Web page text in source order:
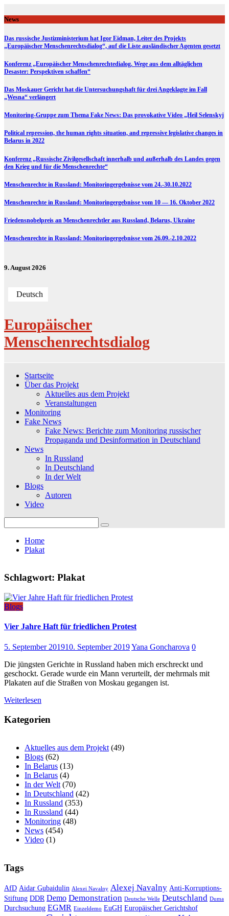
to
content
News
Das russische Justizministerium hat Igor Eidman, Leiter des Projekts
„Europäischer Menschenrechtsdialog“, auf die Liste ausländischer Agenten gesetzt
Konferenz „Europäischer Menschenrechtedialog. Wege aus dem alltäglichen
Desaster: Perspektiven schaffen“
Das Moskauer Gericht hat die Untersuchungshaft für drei Angeklagte im Fall
„Wesna“ verlängert
Monitoring-Gruppe zum Thema Fake News: Das provokative Video „Heil Selenskyj
Political repression, the human rights situation, and repressive legislative changes in
Belarus in 2022
Konferenz „Russische Zivilgesellschaft innerhalb und außerhalb des Landes gegen
den Krieg und für die Menschenrechte“
Menschenrechte in Russland: Monitoringergebnisse vom 24.-30.10.2022
Menschenrechte in Russland: Monitoringergebnisse vom 10 — 16. Oktober 2022
Friedensnobelpreis an Menschenrechtler aus Russland, Belarus, Ukraine
Menschenrechte in Russland: Monitoringergebnisse vom 26.09.-2.10.2022
9. August 2026
Deutsch
Europäischer
Menschenrechtsdialog
Startseite
Über das Projekt
Aktuelles aus dem Projekt
Veranstaltungen
Monitoring
Fake News
Fake News: Berichte zum Monitoring russischer
Propaganda und Desinformation in Deutschland
News
In Russland
In Deutschland
In der Welt
Blogs
Autoren
Video
for:
Home
Plakat
Schlagwort: Plakat
Blogs
Vier Jahre Haft für friedlichen Protest
5. September 201910. September 2019Yana Goncharova 0
Die jüngsten Gerichte in Russland haben mich erschreckt und
geschockt. Gerade wurde ein Mann verurteilt, der mehrmals mit
Plakaten auf die Straßen von Moskau gegangen ist.
Weiterlesen
Kategorien
Aktuelles aus dem Projekt (49)
Blogs (62)
In Belarus (13)
In Belarus (4)
In der Welt (70)
In Deutschland (42)
In Russland (353)
In Russland (44)
Monitoring (48)
News (454)
Video (1)
Tags
AfD Aidar Gubaidulin Alexei Navalny Alexej Navalny Anti-Korruptions-
Stiftung DDR Demo Demonstration Deutsche Welle Deutschland Duma
Durchsuchung EGMR Einzeldemo EuGH Europäischer Gerichtshof